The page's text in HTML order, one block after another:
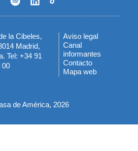
la Cibeles,
Madrid,
Tel: +34 91
00
Menú
del
pie
Aviso legal
Canal
informantes
Contacto
Mapa web
de América, 2026